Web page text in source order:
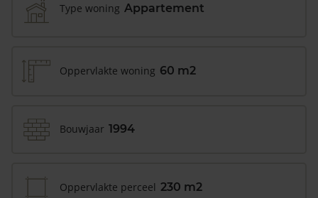
Type woning Appartement
Oppervlakte woning 60 m2
Bouwjaar 1994
Oppervlakte perceel 230 m2